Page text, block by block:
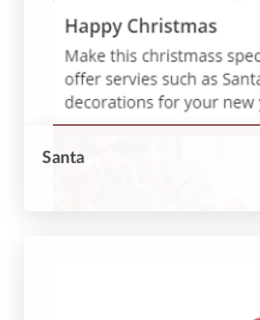
Santa